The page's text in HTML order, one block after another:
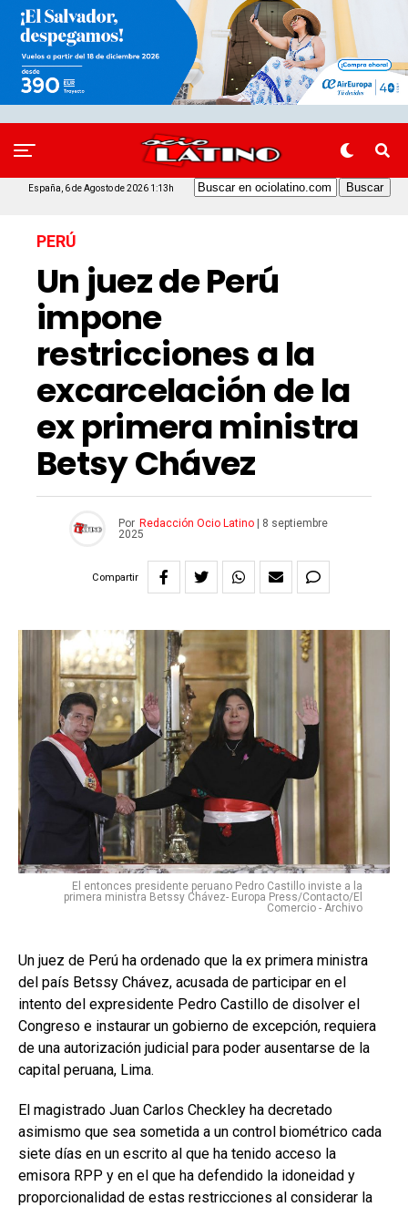
España, 6 de Agosto de 2026 1:13h
PERÚ
Un juez de Perú
impone
restricciones a la
excarcelación de la
ex primera ministra
Betsy Chávez
Por Redacción Ocio Latino|
8 septiembre
2025
Compartir
El entonces presidente peruano Pedro Castillo inviste a la
primera ministra Betssy Chávez- Europa Press/Contacto/El
Comercio - Archivo
Un juez de Perú ha ordenado que la ex primera ministra
del país Betssy Chávez, acusada de participar en el
intento del expresidente Pedro Castillo de disolver el
Congreso e instaurar un gobierno de excepción, requiera
de una autorización judicial para poder ausentarse de la
capital peruana, Lima.
El magistrado Juan Carlos Checkley ha decretado
asimismo que sea sometida a un control biométrico cada
siete días en un escrito al que ha tenido acceso la
emisora RPP y en el que ha defendido la idoneidad y
proporcionalidad de estas restricciones al considerar la